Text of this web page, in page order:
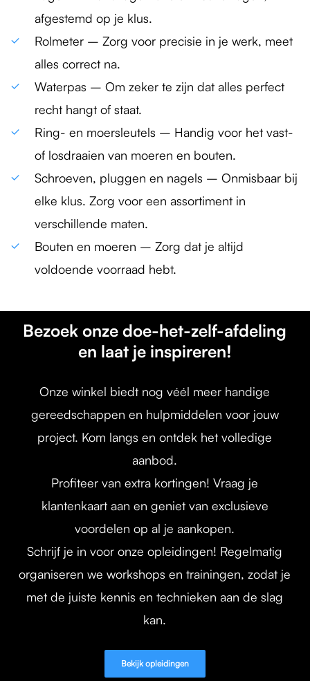
afgestemd op je klus.
Rolmeter – Zorg voor precisie in je werk, meet
alles correct na.
Waterpas – Om zeker te zijn dat alles perfect
recht hangt of staat.
Ring- en moersleutels – Handig voor het vast-
of losdraaien van moeren en bouten.
Schroeven, pluggen en nagels – Onmisbaar bij
elke klus. Zorg voor een assortiment in
verschillende maten.
Bouten en moeren – Zorg dat je altijd
voldoende voorraad hebt.
Bezoek onze doe-het-zelf-afdeling
en laat je inspireren!
Onze winkel biedt nog véél meer handige
gereedschappen en hulpmiddelen voor jouw
project. Kom langs en ontdek het volledige
aanbod.
Profiteer van extra kortingen! Vraag je
klantenkaart aan en geniet van exclusieve
voordelen op al je aankopen.
Schrijf je in voor onze opleidingen! Regelmatig
organiseren we workshops en trainingen, zodat je
met de juiste kennis en technieken aan de slag
kan.
Bekijk opleidingen